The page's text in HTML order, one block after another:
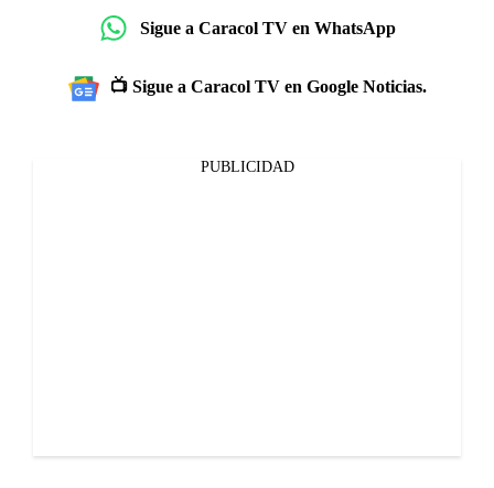
Sigue a Caracol TV en WhatsApp
📺 Sigue a Caracol TV en Google Noticias.
PUBLICIDAD